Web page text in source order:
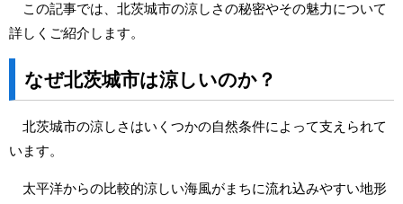
この記事では、北茨城市の涼しさの秘密やその魅力について
詳しくご紹介します。
なぜ北茨城市は涼しいのか？
北茨城市の涼しさはいくつかの自然条件によって支えられて
います。
太平洋からの比較的涼しい海風がまちに流れ込みやすい地形